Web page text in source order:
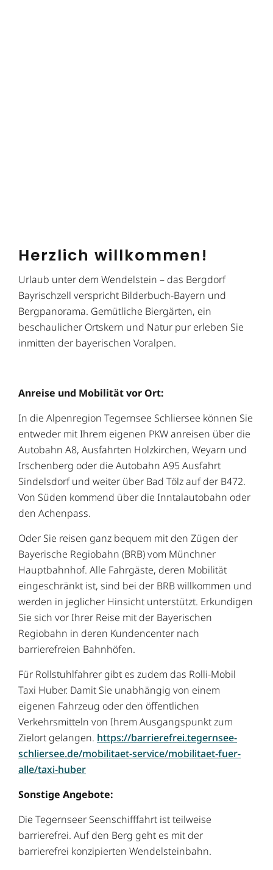
Herzlich willkommen!
Urlaub unter dem Wendelstein – das Bergdorf
Bayrischzell verspricht Bilderbuch-Bayern und
Bergpanorama. Gemütliche Biergärten, ein
beschaulicher Ortskern und Natur pur erleben Sie
inmitten der bayerischen Voralpen.
Anreise und Mobilität vor Ort:
In die Alpenregion Tegernsee Schliersee können Sie
entweder mit Ihrem eigenen PKW anreisen über die
Autobahn A8, Ausfahrten Holzkirchen, Weyarn und
Irschenberg oder die Autobahn A95 Ausfahrt
Sindelsdorf und weiter über Bad Tölz auf der B472.
Von Süden kommend über die Inntalautobahn oder
den Achenpass.
Oder Sie reisen ganz bequem mit den Zügen der
Bayerische Regiobahn (BRB) vom Münchner
Hauptbahnhof. Alle Fahrgäste, deren Mobilität
eingeschränkt ist, sind bei der BRB willkommen und
werden in jeglicher Hinsicht unterstützt. Erkundigen
Sie sich vor Ihrer Reise mit der Bayerischen
Regiobahn in deren Kundencenter nach
barrierefreien Bahnhöfen.
Für Rollstuhlfahrer gibt es zudem das Rolli-Mobil
Taxi Huber. Damit Sie unabhängig von einem
eigenen Fahrzeug oder den öffentlichen
Verkehrsmitteln von Ihrem Ausgangspunkt zum
Zielort gelangen. https://barrierefrei.tegernsee-
schliersee.de/mobilitaet-service/mobilitaet-fuer-
alle/taxi-huber
Sonstige Angebote:
Die Tegernseer Seenschifffahrt ist teilweise
barrierefrei. Auf den Berg geht es mit der
barrierefrei konzipierten Wendelsteinbahn.